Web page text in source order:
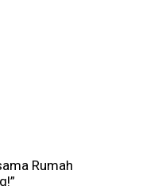
Rumah